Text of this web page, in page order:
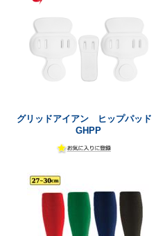
グリッドアイアン ヒップパッド
GHPP